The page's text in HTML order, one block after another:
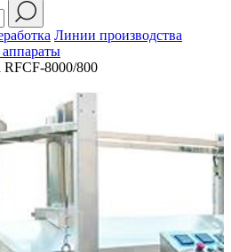
Линии производства
8000/800